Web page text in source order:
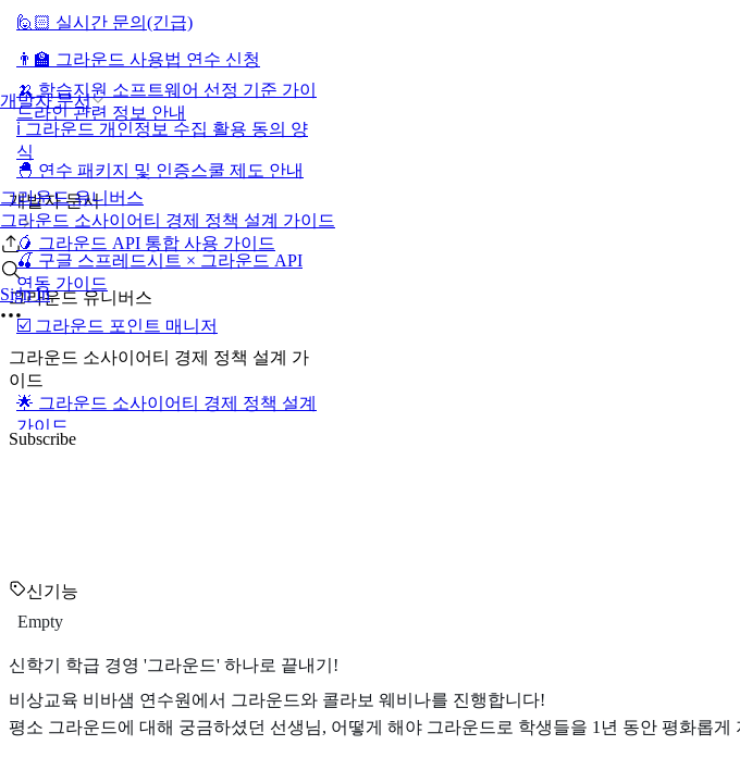
개발자 문서
그라운드 유니버스
그라운드 소사이어티 경제 정책 설계 가이드
Sign In
🙋🏻 실시간 문의(긴급)
👨‍🏫 그라운드 사용법 연수 신청
🍌 학습지원 소프트웨어 선정 기준 가이
드라인 관련 정보 안내
ℹ️ 그라운드 개인정보 수집 활용 동의 양
식
🐣 연수 패키지 및 인증스쿨 제도 안내
개발자 문서
🥭 그라운드 API 통합 사용 가이드
🍒 구글 스프레드시트 × 그라운드 API
연동 가이드
그라운드 유니버스
☑️ 그라운드 포인트 매니저
그라운드 소사이어티 경제 정책 설계 가
이드
🌟 그라운드 소사이어티 경제 정책 설계
가이드
Subscribe
신기능
Empty
신학기 학급 경영 '그라운드' 하나로 끝내기!
비상교육 비바샘 연수원에서 그라운드와 콜라보 웨비나를 진행합니다!
평소 그라운드에 대해 궁금하셨던 선생님, 어떻게 해야 그라운드로 학생들을 1년 동안 평화롭